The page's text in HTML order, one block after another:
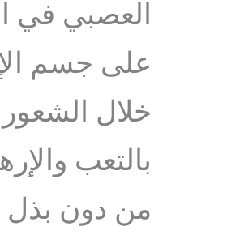
العصبي في
على جسم
خلال
بالتعب
من دون بذل